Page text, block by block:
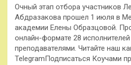
Очный этап отбора участников
Абдразакова прошел 1 июля в
академии Елены Образцовой.
онлайн-формате 28
преподавателями. Читайте наш
TelegramПодписаться Коучами